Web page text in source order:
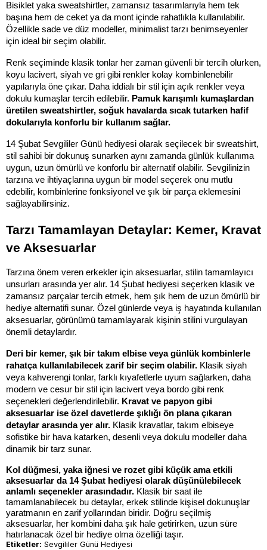
Bisiklet yaka sweatshirtler, zamansız tasarımlarıyla hem tek
başına hem de ceket ya da mont içinde rahatlıkla kullanılabilir.
Özellikle sade ve düz modeller, minimalist tarzı benimseyenler
için ideal bir seçim olabilir.
Renk seçiminde klasik tonlar her zaman güvenli bir tercih olurken,
koyu lacivert, siyah ve gri gibi renkler kolay kombinlenebilir
yapılarıyla öne çıkar. Daha iddialı bir stil için açık renkler veya
dokulu kumaşlar tercih edilebilir. Pamuk karışımlı kumaşlardan
üretilen sweatshirtler, soğuk havalarda sıcak tutarken hafif
dokularıyla konforlu bir kullanım sağlar.
14 Şubat Sevgililer Günü hediyesi olarak seçilecek bir sweatshirt,
stil sahibi bir dokunuş sunarken aynı zamanda günlük kullanıma
uygun, uzun ömürlü ve konforlu bir alternatif olabilir. Sevgilinizin
tarzına ve ihtiyaçlarına uygun bir model seçerek onu mutlu
edebilir, kombinlerine fonksiyonel ve şık bir parça eklemesini
sağlayabilirsiniz.
Tarzı Tamamlayan Detaylar: Kemer, Kravat
ve Aksesuarlar
Tarzına önem veren erkekler için aksesuarlar, stilin tamamlayıcı
unsurları arasında yer alır. 14 Şubat hediyesi seçerken klasik ve
zamansız parçalar tercih etmek, hem şık hem de uzun ömürlü bir
hediye alternatifi sunar. Özel günlerde veya iş hayatında kullanılan
aksesuarlar, görünümü tamamlayarak kişinin stilini vurgulayan
önemli detaylardır.
Deri bir kemer, şık bir takım elbise veya günlük kombinlerle
rahatça kullanılabilecek zarif bir seçim olabilir. Klasik siyah
veya kahverengi tonlar, farklı kıyafetlerle uyum sağlarken, daha
modern ve cesur bir stil için lacivert veya bordo gibi renk
seçenekleri değerlendirilebilir. Kravat ve papyon gibi
aksesuarlar ise özel davetlerde şıklığı ön plana çıkaran
detaylar arasında yer alır. Klasik kravatlar, takım elbiseye
sofistike bir hava katarken, desenli veya dokulu modeller daha
dinamik bir tarz sunar.
Kol düğmesi, yaka iğnesi ve rozet gibi küçük ama etkili
aksesuarlar da 14 Şubat hediyesi olarak düşünülebilecek
anlamlı seçenekler arasındadır. Klasik bir saat ile
tamamlanabilecek bu detaylar, erkek stilinde kişisel dokunuşlar
yaratmanın en zarif yollarından biridir. Doğru seçilmiş
aksesuarlar, her kombini daha şık hale getirirken, uzun süre
hatırlanacak özel bir hediye olma özelliği taşır.
Etiketler: Sevgililer Günü Hediyesi